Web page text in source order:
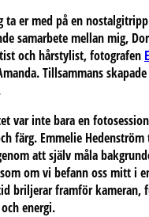
ta er med på en
samarbete mellan mig,
och hårstylist, fotografen
Tillsammans
var inte bara en
färg. Emmelie
att själv måla
om vi befann oss mitt i
briljerar framför kameran,
energi.